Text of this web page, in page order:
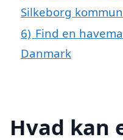
Silkeborg
6) Find en
Danmark
Hvad kan